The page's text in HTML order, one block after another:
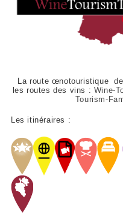
La route œnotouristique
les routes des vins : Wine-
Tourism-
Les itinéraires :